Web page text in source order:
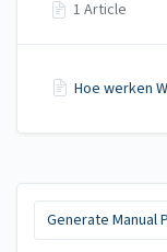
Generate Manual
1 Article
Hoe werken